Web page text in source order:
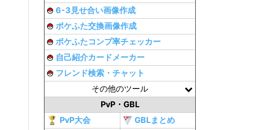
6-3見せ合い画像作成
ポケふた交換画像作成
ポケふたコンプ率チェッカー
自己紹介カードメーカー
フレンド検索・チャット
その他のツール
PvP・GBL
PvP大会
GBLまとめ